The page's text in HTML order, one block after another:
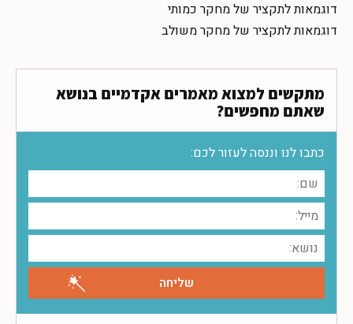
דוגמאות לתקציר של מחקר כמותי
דוגמאות לתקציר של מחקר משולב
מתקשים למצוא מאמרים אקדמיים בנושא
שאתם מחפשים?
כתבו לנו וננסה לעזור לכם: